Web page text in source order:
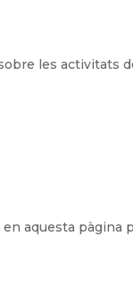
les activitats
aquesta pàgina